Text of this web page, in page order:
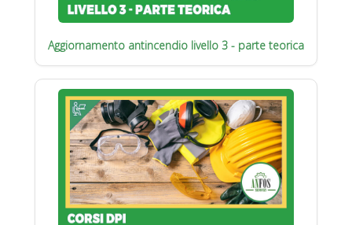
Aggiornamento antincendio livello 3 - parte teorica